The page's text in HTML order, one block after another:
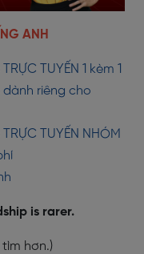
ANH
TUYẾN 1 kèm 1
riêng cho
TUYẾN NHÓM
is rarer.
hơn.)